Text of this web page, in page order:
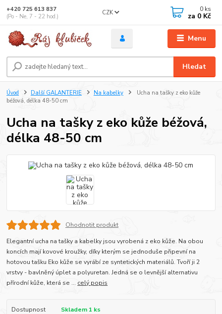
Menu
CZK
Hledat
+420 725 613 837
(Po - Ne, 7 - 22 hod.)
0 ks
za 0 Kč
Úvod Další GALANTERIE Na kabelky
Ucha na tašky z eko kůže
béžová, délka 48-50 cm
Ucha na tašky z eko kůže béžová,
délka 48-50 cm
Ohodnotit produkt
Elegantní ucha na tašky a kabelky jsou vyrobená z eko kůže. Na obou
koncích mají kovové kroužky, díky kterým se jednoduše připevní na
hotovou tašku Eko kůže se vyrábí ze syntetických materiálů. Tvoří ji 2
vrstvy - bavlněný úplet a polyuretan. Jedná se o levnější alternativu
přírodní kůže, která se ... celý popis
Dostupnost Skladem 1 ks